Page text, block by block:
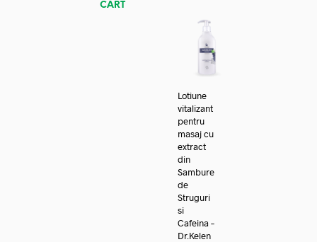
CART
Lotiune
vitalizant
pentru
masaj cu
extract
din
Sambure
de
Struguri
si
Cafeina –
Dr.Kelen